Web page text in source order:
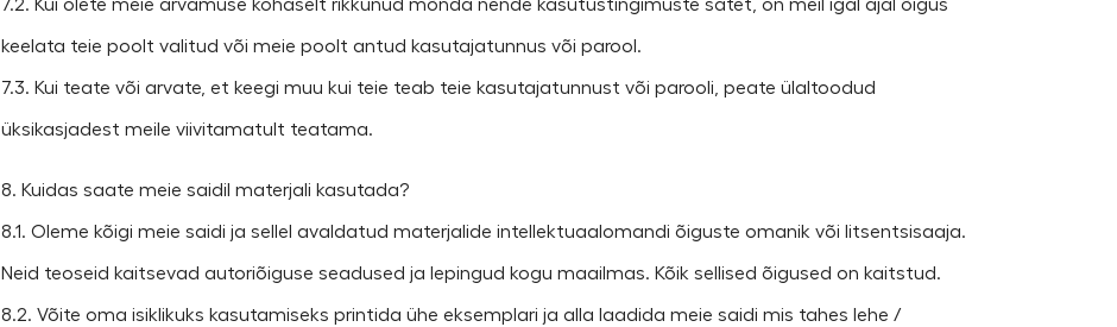
7.2. Kui olete meie arvamuse kohaselt rikkunud mõnda nende kasutustingimuste sätet, on meil igal ajal õigus
keelata teie poolt valitud või meie poolt antud kasutajatunnus või parool.
7.3. Kui teate või arvate, et keegi muu kui teie teab teie kasutajatunnust või parooli, peate ülaltoodud
üksikasjadest meile viivitamatult teatama.
8. Kuidas saate meie saidil materjali kasutada?
8.1. Oleme kõigi meie saidi ja sellel avaldatud materjalide intellektuaalomandi õiguste omanik või litsentsisaaja.
Neid teoseid kaitsevad autoriõiguse seadused ja lepingud kogu maailmas. Kõik sellised õigused on kaitstud.
8.2. Võite oma isiklikuks kasutamiseks printida ühe eksemplari ja alla laadida meie saidi mis tahes lehe /